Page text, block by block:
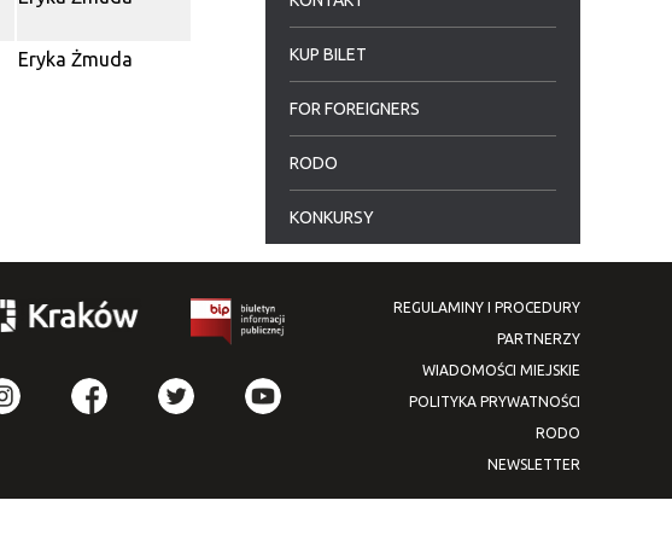
Eryka Żmuda KUP BILET
FOR FOREIGNERS
RODO
KONKURSY
REGULAMINY I PROCEDURY
PARTNERZY
WIADOMOŚCI MIEJSKIE
POLITYKA PRYWATNOŚCI
RODO
NEWSLETTER